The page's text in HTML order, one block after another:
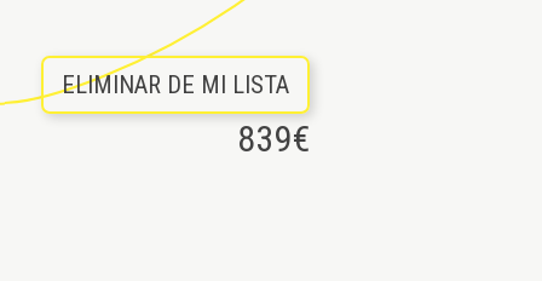
ELIMINAR DE MI LISTA
839€